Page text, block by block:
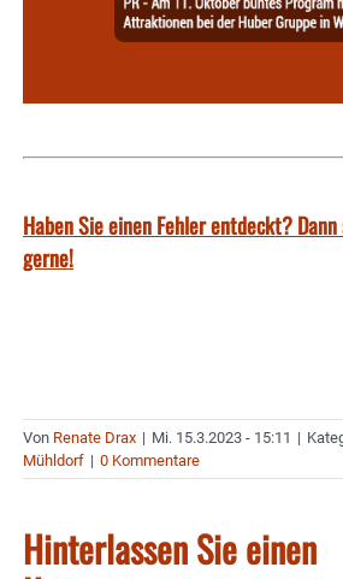
Haben Sie einen Fehler entdeckt?
gerne!
Von Renate Drax | Mi. 15.3.2023 - 15:11 |
Mühldorf | 0 Kommentare
Hinterlassen Sie einen